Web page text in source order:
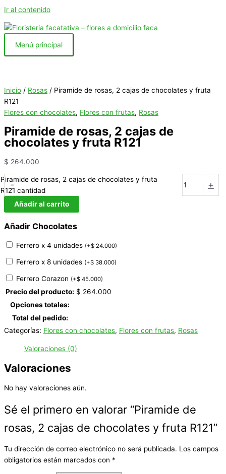
Ir al contenido
Menú principal
Inicio / Rosas / Piramide de rosas, 2 cajas de chocolates y fruta
R121
Flores con chocolates, Flores con frutas, Rosas
Piramide de rosas, 2 cajas de
chocolates y fruta R121
$ 264.000
-
Piramide de rosas, 2 cajas de chocolates y fruta
R121 cantidad
+
Añadir al carrito
Añadir Chocolates
Ferrero x 4 unidades (+$ 24.000)
Ferrero x 8 unidades (+$ 38.000)
Ferrero Corazon (+$ 45.000)
Precio del producto: $ 264.000
Opciones totales:
Total del pedido:
Categorías: Flores con chocolates, Flores con frutas, Rosas
Valoraciones (0)
Valoraciones
No hay valoraciones aún.
Sé el primero en valorar “Piramide de
rosas, 2 cajas de chocolates y fruta R121”
Tu dirección de correo electrónico no será publicada. Los campos
obligatorios están marcados con *